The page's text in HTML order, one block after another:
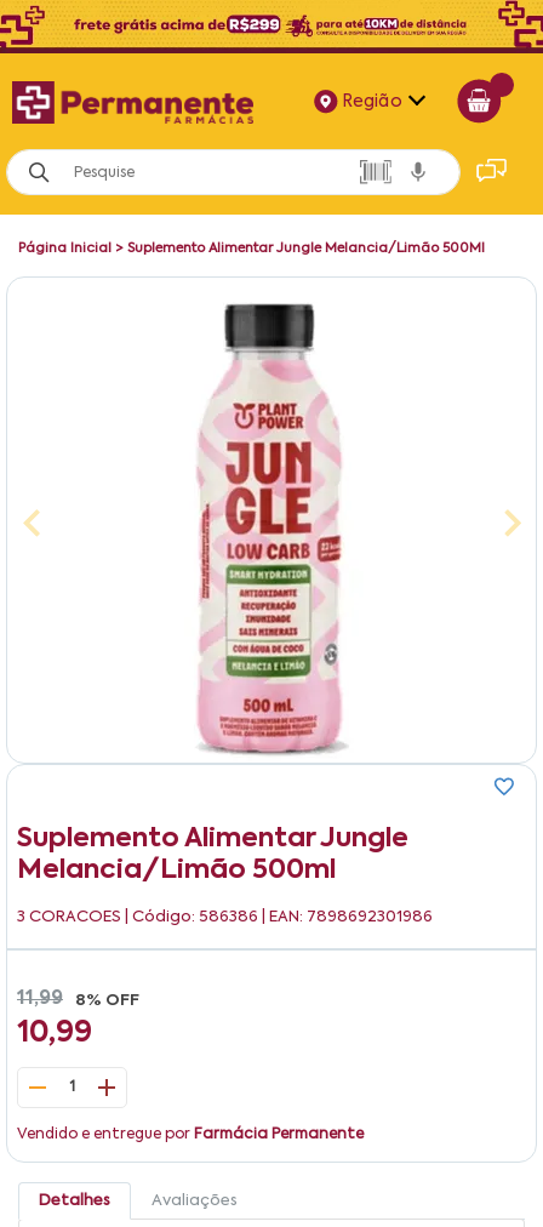
Região
Alagoas
Bahia
Página Inicial > Suplemento Alimentar Jungle Melancia/Limão 500Ml
Suplemento Alimentar Jungle
Melancia/limão 500ml
3 CORACOES | Código: 586386 | EAN: 7898692301986
11,99 8% OFF
10,99
1
Vendido e entregue por Farmácia Permanente
Detalhes Avaliações